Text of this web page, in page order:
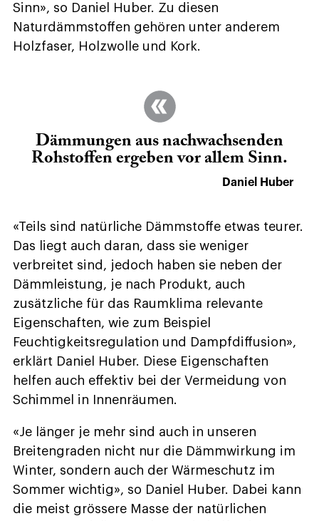
Sinn», so Daniel Huber. Zu diesen
Naturdämmstoffen gehören unter anderem
Holzfaser, Holzwolle und Kork.
Dämmungen aus nachwachsenden
Rohstoffen ergeben vor allem Sinn.
Daniel Huber
«Teils sind natürliche Dämmstoffe etwas teurer.
Das liegt auch daran, dass sie weniger
verbreitet sind, jedoch haben sie neben der
Dämmleistung, je nach Produkt, auch
zusätzliche für das Raumklima relevante
Eigenschaften, wie zum Beispiel
Feuchtigkeitsregulation und Dampfdiffusion»,
erklärt Daniel Huber. Diese Eigenschaften
helfen auch effektiv bei der Vermeidung von
Schimmel in Innenräumen.
«Je länger je mehr sind auch in unseren
Breitengraden nicht nur die Dämmwirkung im
Winter, sondern auch der Wärmeschutz im
Sommer wichtig», so Daniel Huber. Dabei kann
die meist grössere Masse der natürlichen